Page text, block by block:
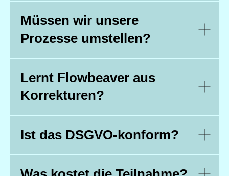
Müssen wir unsere
Prozesse umstellen?
Lernt Flowbeaver aus
Korrekturen?
Ist das DSGVO-konform?